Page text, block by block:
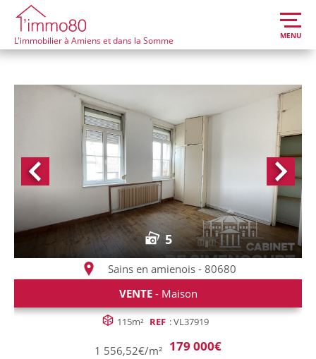
L'immobilier à Amiens et dans la Somme MENU
5
Sains en amienois - 80680
VENTE- Maison
115m² REF : VL37919
1 556,52€/m² 179 000€